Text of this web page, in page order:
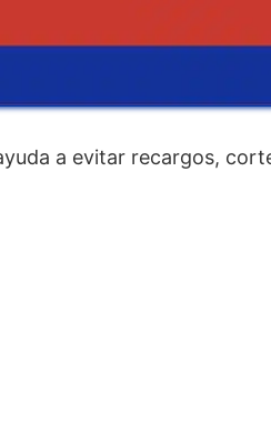
a evitar recargos,